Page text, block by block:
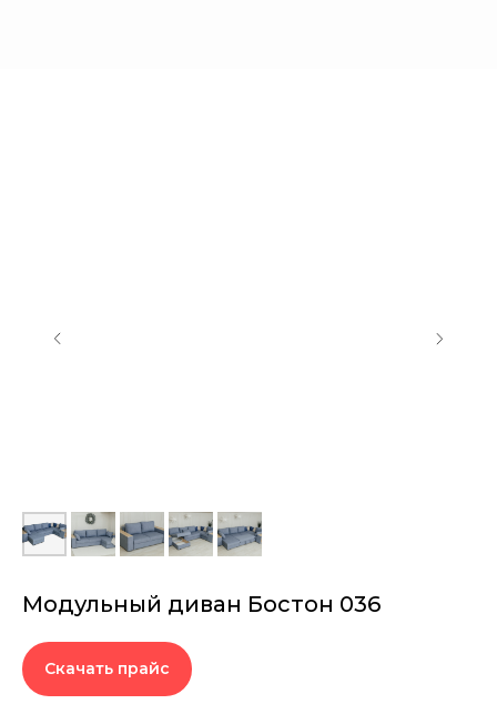
Модульный диван Бостон 036
Скачать прайс